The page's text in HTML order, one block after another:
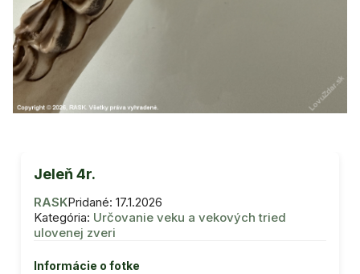
Jeleň 4r.
RASKPridané: 17.1.2026
Kategória: Určovanie veku a vekových tried
ulovenej zveri
Informácie o fotke